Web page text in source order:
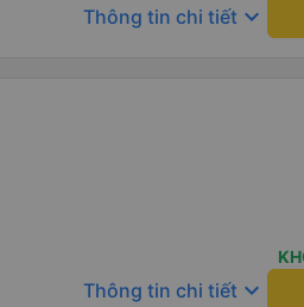
Thông tin chi tiết keyboard_arrow_down
Thông tin chi tiết keyboard_arrow_down